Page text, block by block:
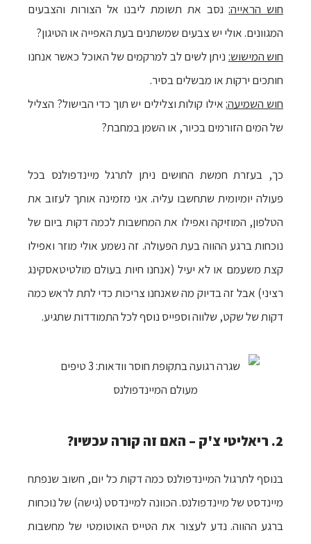
חוש הראייה:נסב את תשומת ליבנו אל הצורות והצבעים
המגוונים. אולי יש צבעים שמשתנים בעת האפייה או הטיגון?
חוש המישוש: ניתן לשים לב למרקמים של האוכל כאשר אנחנו
חותכים ירקות או מבשלים בסיר.
חוש השמיעה:אילו קולות וצלילים יש תוך כדי הבישול? הצליל
של המים הזורמים בכיור, או השמן במחבת?
כך, בעזרת חמשת החושים ניתן לתרגל מיינדפולנס בכל
פעולה יומיומית שתחשבו עליה. אני מזמינה אותך לעזוב את
הטלפון, המוזיקה ואפילו את המחשבות לכמה דקות ביום של
נוכחות ברגע ההווה בעת הפעולה. זה נשמע אולי מוזר ואפילו
קצת משעמם או לא יעיל (אנחנו חיות בעולם מולטיטאסקינג
רציני) אבל זה בדיוק מה שאנחנו צריכות כדי לתת לראש כמה
דקות של שקט, שלווה וספייס נוסף לכל התמודדות שתגיע.
2. ריאליטי צ'ק – האם זה קורה עכשיו?
בנוסף לתרגול המיינדפולנס כמה דקות כל יום, חשוב שנפתח
מיינדסט של מיינדפולנס. הכוונה למיינדסט (גישה) של נוכחות
ברגע ההווה. נדע לעצור את הטייס האוטומטי של מחשבות